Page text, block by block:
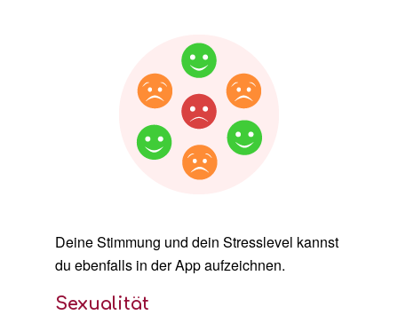
Deine Stimmung und dein Stresslevel kannst
du ebenfalls in der App aufzeichnen.
Sexualität